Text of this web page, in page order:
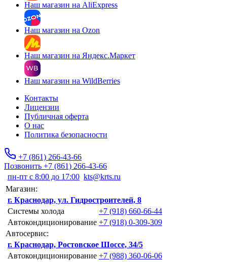
Наш магазин на AliExpress
Наш магазин на Ozon
Наш магазин на Яндекс.Маркет
Наш магазин на WildBerries
Контакты
Лицензии
Публичная оферта
О нас
Политика безопасности
+7 (861) 266-43-66
Позвонить +7 (861) 266-43-66
пн-пт с 8:00 до 17:00 kts@krts.ru
Магазин:
г. Краснодар, ул. Гидростроителей, 8
Системы холода
+7 (918) 660-66-44
Автокондиционирование +7 (918) 0-309-309
Автосервис:
г. Краснодар, Ростовское Шоссе, 34/5
Автокондиционирование +7 (988) 360-06-06